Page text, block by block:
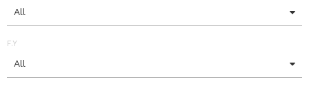
All
F.Y
All